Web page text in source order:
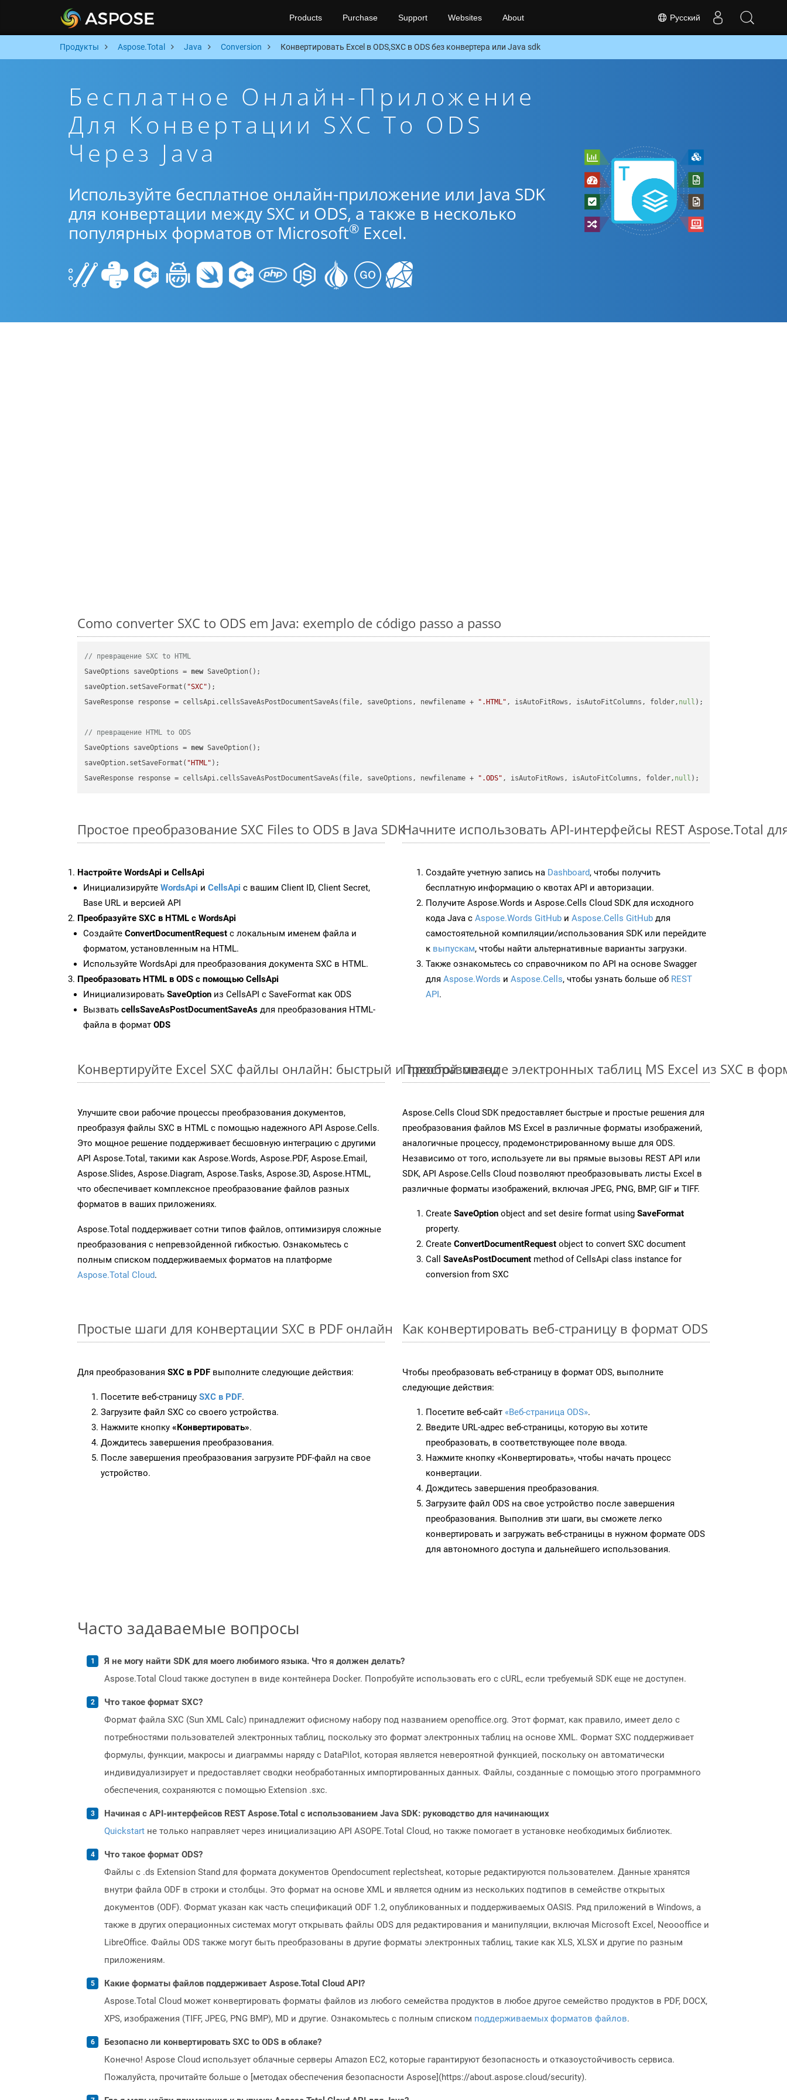
Русский
Products Purchase Support Websites About
Продукты Aspose.Total Java Conversion Конвертировать Excel в ODS,SXC в ODS без конвертера или Java sdk
Бесплатное Онлайн-Приложение
Для Конвертации SXC To ODS
Через Java
Используйте бесплатное онлайн-приложение или Java SDK
для конвертации между SXC и ODS, а также в несколько
популярных форматов от Microsoft® Excel.
Como converter SXC to ODS em Java: exemplo de código passo a passo
// превращение SXC to HTML
SaveOptions saveOptions = new SaveOption();
saveOption.setSaveFormat( "SXC" );
SaveResponse response = cellsApi.cellsSaveAsPostDocumentSaveAs(file, saveOptions, newfilename +
".HTML" , isAutoFitRows, isAutoFitColumns, folder, null );
// превращение HTML to ODS
SaveOptions saveOptions = new SaveOption();
saveOption.setSaveFormat( "HTML" );
SaveResponse response = cellsApi.cellsSaveAsPostDocumentSaveAs(file, saveOptions, newfilename +
".ODS" , isAutoFitRows, isAutoFitColumns, folder, null
Простое преобразование SXC Files to ODS в Java SDK
Настройте WordsApi и CellsApi
Инициализируйте WordsApi и CellsApi с вашим Client ID, Client Secret,
Base URL и версией API
Преобразуйте SXC в HTML с WordsApi
Создайте ConvertDocumentRequest с локальным именем файла и
форматом, установленным на HTML.
Используйте WordsApi для преобразования документа SXC в HTML.
Преобразовать HTML в ODS с помощью CellsApi
Инициализировать SaveOption из CellsAPI с SaveFormat как ODS
Вызвать cellsSaveAsPostDocumentSaveAs для преобразования HTML-
файла в формат ODS
Начните использовать API-интерфейсы REST Aspose.Total
Создайте учетную запись на Dashboard, чтобы получить
бесплатную информацию о квотах API и авторизации.
Получите Aspose.Words и Aspose.Cells Cloud SDK для исходного
кода Java с Aspose.Words GitHub и Aspose.Cells GitHub для
самостоятельной компиляции/использования SDK или перейдите
к выпускам, чтобы найти альтернативные варианты загрузки.
Также ознакомьтесь со справочником по API на основе Swagger
для Aspose.Words и Aspose.Cells, чтобы узнать больше об REST
API.
Конвертируйте Excel SXC файлы онлайн: быстрый и простой метод
Улучшите свои рабочие процессы преобразования документов,
преобразуя файлы SXC в HTML с помощью надежного API Aspose.Cells.
Это мощное решение поддерживает бесшовную интеграцию с другими
API Aspose.Total, такими как Aspose.Words, Aspose.PDF, Aspose.Email,
Aspose.Slides, Aspose.Diagram, Aspose.Tasks, Aspose.3D, Aspose.HTML,
что обеспечивает комплексное преобразование файлов разных
форматов в ваших приложениях.
Aspose.Total поддерживает сотни типов файлов, оптимизируя сложные
преобразования с непревзойденной гибкостью. Ознакомьтесь с
полным списком поддерживаемых форматов на платформе
Aspose.Total Cloud.
Преобразование электронных таблиц MS Excel из SXC в
Aspose.Cells Cloud SDK предоставляет быстрые и простые решения для
преобразования файлов MS Excel в различные форматы изображений,
аналогичные процессу, продемонстрированному выше для ODS.
Независимо от того, используете ли вы прямые вызовы REST API или
SDK, API Aspose.Cells Cloud позволяют преобразовывать листы Excel в
различные форматы изображений, включая JPEG, PNG, BMP, GIF и TIFF.
Create SaveOption object and set desire format using SaveFormat
property.
Create ConvertDocumentRequest object to convert SXC document
Call SaveAsPostDocument method of CellsApi class instance for
conversion from SXC
Простые шаги для конвертации SXC в PDF онлайн
Для преобразования SXC в PDF выполните следующие действия:
Посетите веб-страницу SXC в PDF.
Загрузите файл SXC со своего устройства.
Нажмите кнопку «Конвертировать».
Дождитесь завершения преобразования.
После завершения преобразования загрузите PDF-файл на свое
устройство.
Как конвертировать веб-страницу в формат ODS
Чтобы преобразовать веб-страницу в формат ODS, выполните
следующие действия:
Посетите веб-сайт «Веб-страница ODS».
Введите URL-адрес веб-страницы, которую вы хотите
преобразовать, в соответствующее поле ввода.
Нажмите кнопку «Конвертировать», чтобы начать процесс
конвертации.
Дождитесь завершения преобразования.
Загрузите файл ODS на свое устройство после завершения
преобразования. Выполнив эти шаги, вы сможете легко
конвертировать и загружать веб-страницы в нужном формате ODS
для автономного доступа и дальнейшего использования.
Часто задаваемые вопросы
Я не могу найти SDK для моего любимого языка. Что я должен делать?
Aspose.Total Cloud также доступен в виде контейнера Docker. Попробуйте использовать его с cURL, если требуемый SDK еще не доступен.
Что такое формат SXC?
Формат файла SXC (Sun XML Calc) принадлежит офисному набору под названием openoffice.org. Этот формат, как правило, имеет дело с
потребностями пользователей электронных таблиц, поскольку это формат электронных таблиц на основе XML. Формат SXC поддерживает
формулы, функции, макросы и диаграммы наряду с DataPilot, которая является невероятной функцией, поскольку он автоматически
индивидуализирует и предоставляет сводки необработанных импортированных данных. Файлы, созданные с помощью этого программного
обеспечения, сохраняются с помощью Extension .sxc.
Начиная с API-интерфейсов REST Aspose.Total с использованием Java SDK: руководство для начинающих
Quickstart не только направляет через инициализацию API ASOPE.Total Cloud, но также помогает в установке необходимых библиотек.
Что такое формат ODS?
Файлы с .ds Extension Stand для формата документов Opendocument replectsheat, которые редактируются пользователем. Данные хранятся
внутри файла ODF в строки и столбцы. Это формат на основе XML и является одним из нескольких подтипов в семействе открытых
документов (ODF). Формат указан как часть спецификаций ODF 1.2, опубликованных и поддерживаемых OASIS. Ряд приложений в Windows, а
также в других операционных системах могут открывать файлы ODS для редактирования и манипуляции, включая Microsoft Excel, Neoooffice и
LibreOffice. Файлы ODS также могут быть преобразованы в другие форматы электронных таблиц, такие как XLS, XLSX и другие по разным
приложениям.
Какие форматы файлов поддерживает Aspose.Total Cloud API?
Aspose.Total Cloud может конвертировать форматы файлов из любого семейства продуктов в любое другое семейство продуктов в PDF, DOCX,
XPS, изображения (TIFF, JPEG, PNG BMP), MD и другие. Ознакомьтесь с полным списком поддерживаемых форматов файлов.
Безопасно ли конвертировать SXC to ODS в облаке?
Конечно! Aspose Cloud использует облачные серверы Amazon EC2, которые гарантируют безопасность и отказоустойчивость сервиса.
Пожалуйста, прочитайте больше о [методах обеспечения безопасности Aspose](https://about.aspose.cloud/security).